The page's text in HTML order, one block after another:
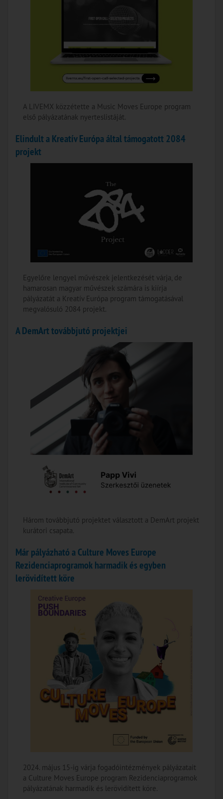
A LIVEMX közzétette a Music Moves Europe program
első pályázatának nyerteslistáját.
Elindult a Kreatív Európa által támogatott 2084
projekt
Egyelőre lengyel művészek jelentkezését várja, de
hamarosan magyar művészek számára is kiírja
pályázatát a Kreatív Európa program támogatásával
megvalósuló 2084 projekt.
A DemArt továbbjutó projektjei
Három továbbjutó projektet választott a DemArt projekt
kurátori csapata.
Már pályázható a Culture Moves Europe
Rezidenciaprogramok harmadik és egyben
lerövidített köre
2024. május 15-ig várja fogadóintézmények pályázatait
a Culture Moves Europe program Rezidenciaprogramok
pályázatának harmadik és lerövidített köre.